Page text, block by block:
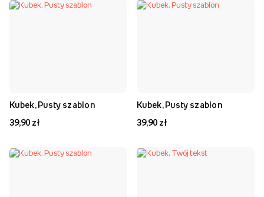
Kubek, Pusty szablon
39,90 zł
Kubek, Pusty szablon
39,90 zł